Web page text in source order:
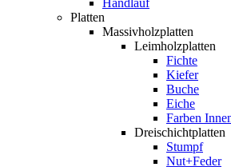
Platten
Massivholzplatten
Leimholzplatten
Fichte
Kiefer
Buche
Eiche
Farben
Dreischichtplatten
Stumpf
Nut+Feder